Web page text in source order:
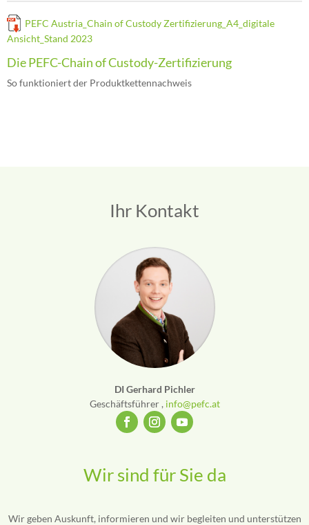
PEFC Austria_Chain of Custody Zertifizierung_A4_digitale
Ansicht_Stand 2023
Die PEFC-Chain of Custody-Zertifizierung
So funktioniert der Produktkettennachweis
Ihr Kontakt
DI Gerhard Pichler
Geschäftsführer , info@pefc.at
Wir sind für Sie da
Wir geben Auskunft, informieren und wir begleiten und unterstützen